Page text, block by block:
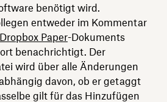
benötigt wird.
entweder im Kommentar
Dropbox Paper-Dokuments
benachrichtigt. Der
wird über alle Änderungen
davon, ob er getaggt
gilt für das Hinzufügen